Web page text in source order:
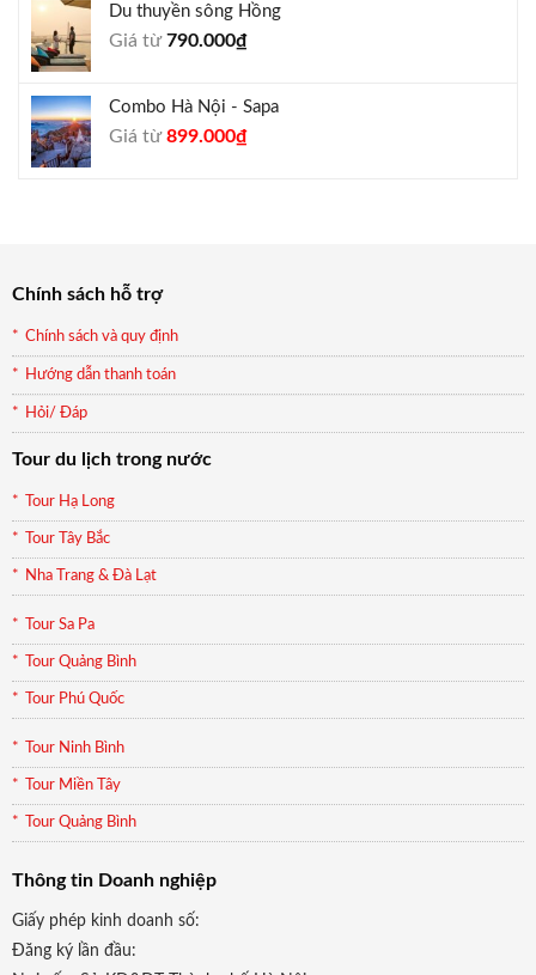
1.000.000₫.
là:
Du thuyền sông Hồng
Giá từ790.000₫
Combo Hà Nội - Sapa
Giá từGiá
899.000₫Giá
Chính sách hỗ trợ
Chính sách và quy định
Hướng dẫn thanh toán
Hỏi/ Đáp
Tour du lịch trong nước
Tour Hạ Long
Tour Tây Bắc
Nha Trang & Đà Lạt
Tour Sa Pa
Tour Quảng Bình
Tour Phú Quốc
Tour Ninh Bình
Tour Miền Tây
Tour Quảng Bình
Thông tin Doanh nghiệp
Giấy phép kinh doanh số:
Đăng ký lần đầu: